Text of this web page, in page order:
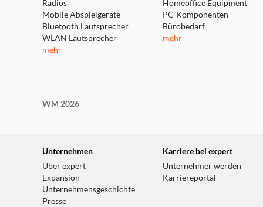
Radios
Mobile Abspielgeräte
Bluetooth Lautsprecher
WLAN Lautsprecher
mehr
Homeoffice Equipment
PC-Komponenten
Bürobedarf
mehr
WM 2026
Unternehmen
Über expert
Expansion
Unternehmensgeschichte
Presse
Karriere bei expert
Unternehmer werden
Karriereportal